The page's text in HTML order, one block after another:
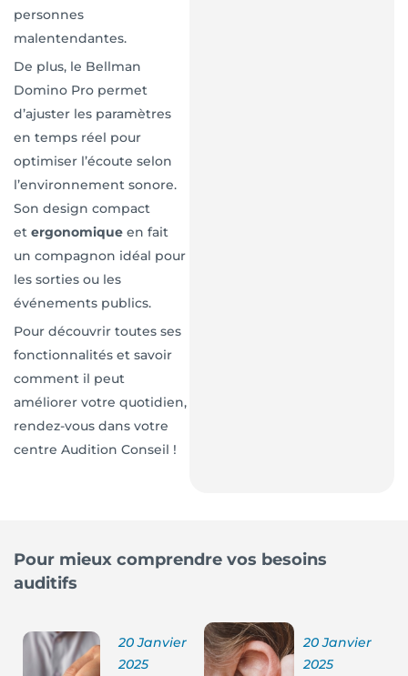
personnes
malentendantes.
De plus, le Bellman
Domino Pro permet
d’ajuster les paramètres
en temps réel pour
optimiser l’écoute selon
l’environnement sonore.
Son design compact
et ergonomique en fait
un compagnon idéal pour
les sorties ou les
événements publics.
Pour découvrir toutes ses
fonctionnalités et savoir
comment il peut
améliorer votre quotidien,
rendez-vous dans votre
centre Audition Conseil !
Pour mieux comprendre vos besoins
auditifs
20 Janvier
2025
20 Janvier
2025